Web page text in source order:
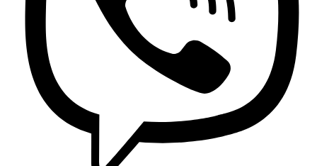
Politika privatnosti
Uvjeti poslovanja
Praćenje narudžbi
Copyright 2026 © AUTO24 - Sva prava pridržana.
Trgovina